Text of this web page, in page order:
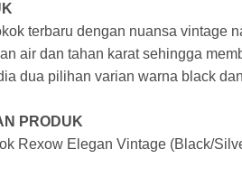
terbaru dengan nuansa vintage
air dan tahan karat sehingga
dua pilihan varian warna black
PRODUK
Rexow Elegan Vintage (Black/